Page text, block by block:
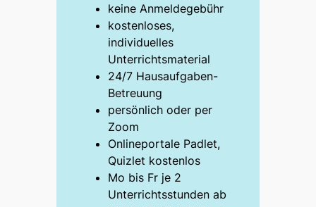
keine Anmeldegebühr
kostenloses,
individuelles
Unterrichtsmaterial
24/7 Hausaufgaben-
Betreuung
persönlich oder per
Zoom
Onlineportale Padlet,
Quizlet kostenlos
Mo bis Fr je 2
Unterrichtsstunden ab